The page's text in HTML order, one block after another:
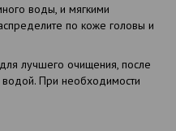
воды, и мягкими
по коже головы и
лучшего очищения, после
водой. При необходимости